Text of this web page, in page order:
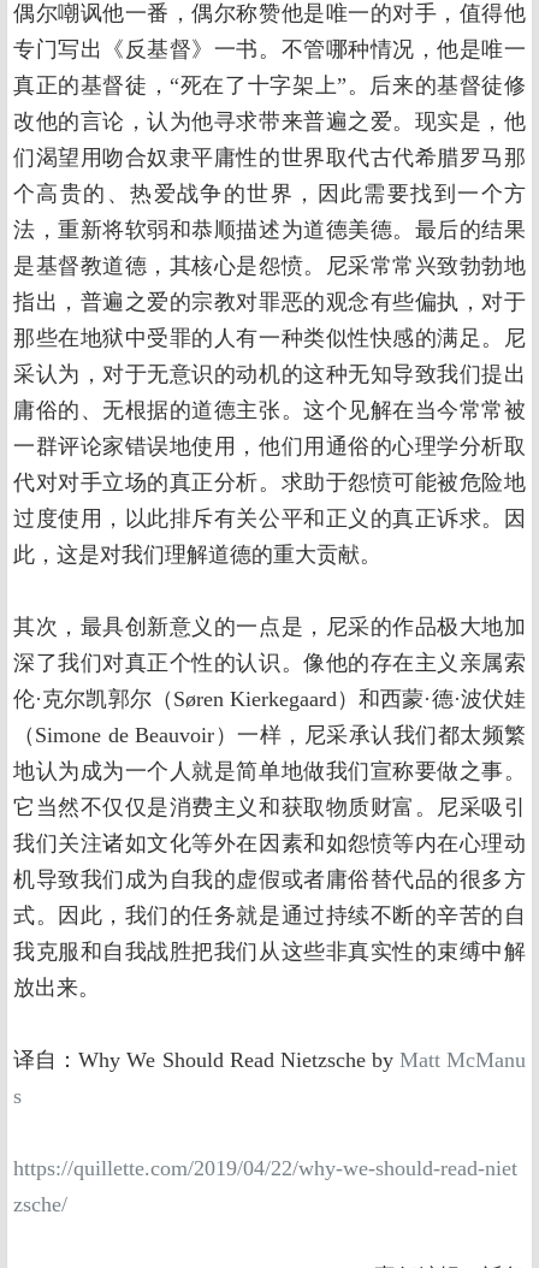
偶尔嘲讽他一番，偶尔称赞他是唯一的对手，值得他
专门写出《反基督》一书。不管哪种情况，他是唯一
真正的基督徒，“死在了十字架上”。后来的基督徒修
改他的言论，认为他寻求带来普遍之爱。现实是，他
们渴望用吻合奴隶平庸性的世界取代古代希腊罗马那
个高贵的、热爱战争的世界，因此需要找到一个方
法，重新将软弱和恭顺描述为道德美德。最后的结果
是基督教道德，其核心是怨愤。尼采常常兴致勃勃地
指出，普遍之爱的宗教对罪恶的观念有些偏执，对于
那些在地狱中受罪的人有一种类似性快感的满足。尼
采认为，对于无意识的动机的这种无知导致我们提出
庸俗的、无根据的道德主张。这个见解在当今常常被
一群评论家错误地使用，他们用通俗的心理学分析取
代对对手立场的真正分析。求助于怨愤可能被危险地
过度使用，以此排斥有关公平和正义的真正诉求。因
此，这是对我们理解道德的重大贡献。
其次，最具创新意义的一点是，尼采的作品极大地加
深了我们对真正个性的认识。像他的存在主义亲属索
伦·克尔凯郭尔（Søren Kierkegaard）和西蒙·德·波伏娃
（Simone de Beauvoir）一样，尼采承认我们都太频繁
地认为成为一个人就是简单地做我们宣称要做之事。
它当然不仅仅是消费主义和获取物质财富。尼采吸引
我们关注诸如文化等外在因素和如怨愤等内在心理动
机导致我们成为自我的虚假或者庸俗替代品的很多方
式。因此，我们的任务就是通过持续不断的辛苦的自
我克服和自我战胜把我们从这些非真实性的束缚中解
放出来。
译自：Why We Should Read Nietzsche by Matt McManu
s
https://quillette.com/2019/04/22/why-we-should-read-niet
zsche/